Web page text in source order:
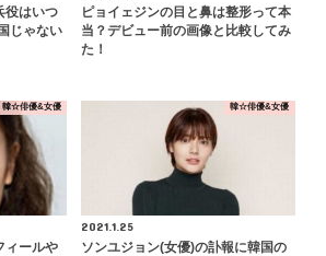
役はいつ
じゃない
ピョイェジンの目と鼻は整形って本
当？デビュー前の画像と比較してみ
た！
韓☆俳優&女優
ィールや
韓☆俳優&女優
2021.1.25
ソンユジョン(女優)の訃報に韓国の